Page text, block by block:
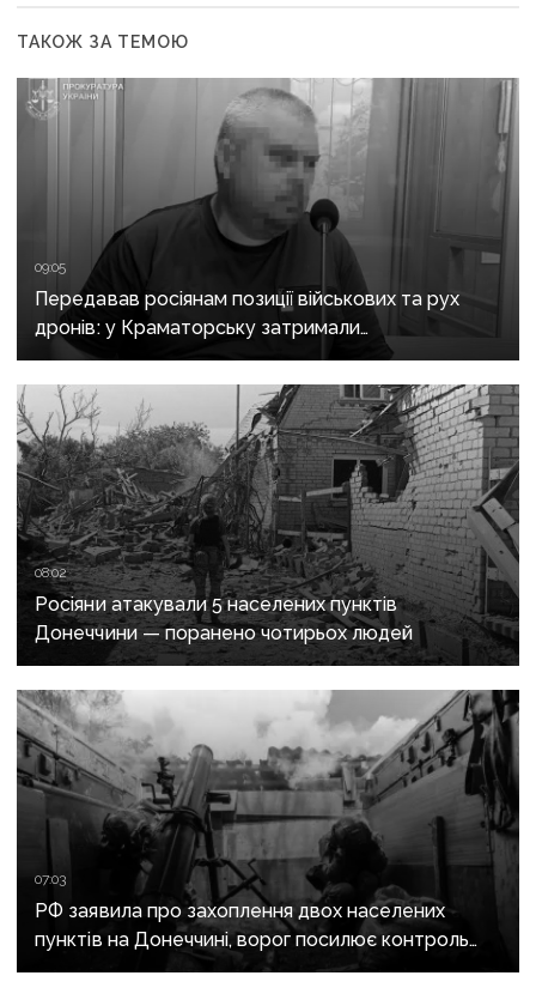
ТАКОЖ ЗА ТЕМОЮ
09:05
Передавав росіянам позиції військових та рух
дронів: у Краматорську затримали
адміністратора Telegram-каналу
08:02
Росіяни атакували 5 населених пунктів
Донеччини — поранено чотирьох людей
07:03
РФ заявила про захоплення двох населених
пунктів на Донеччині, ворог посилює контроль
над дорогами до Слов’янська